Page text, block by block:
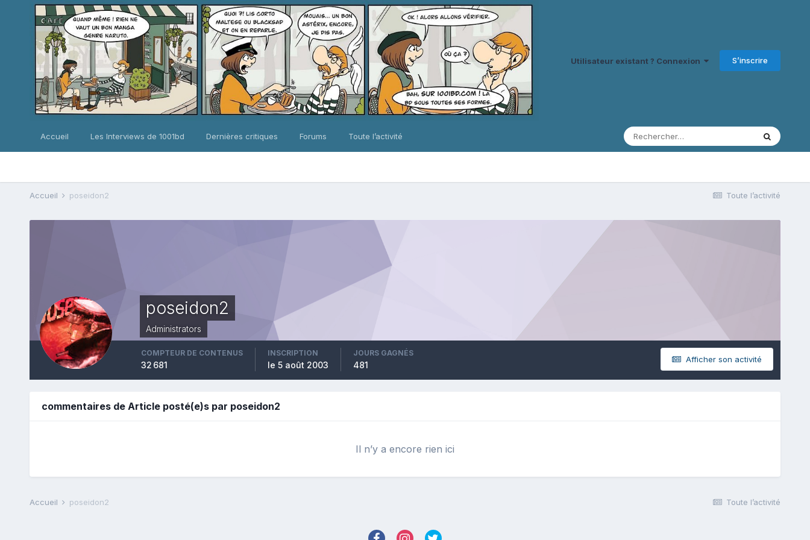
Utilisateur existant ? Connexion S’inscrire
Accueil Les Interviews de 1001bd Dernières critiques Forums Toute l’activité
Toute l’activité
Accueil poseidon2
poseidon2
Administrators
Afficher son activité
COMPTEUR DE CONTENUS
32 681
INSCRIPTION
le 5 août 2003
JOURS GAGNÉS
481
commentaires de Article posté(e)s par poseidon2
Il n’y a encore rien ici
Toute l’activité
Accueil poseidon2